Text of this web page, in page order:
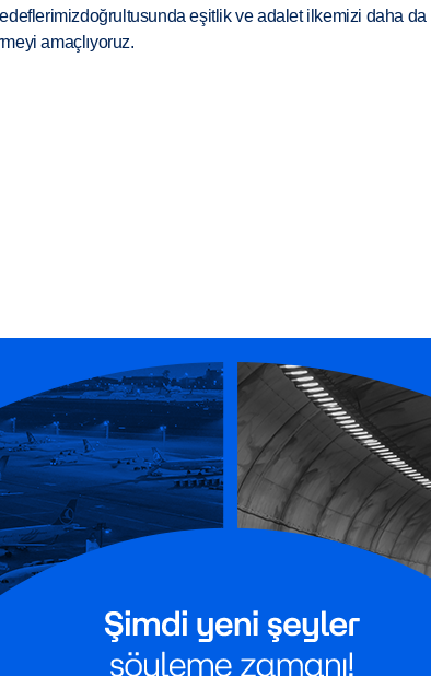
eşitlik ve adalet ilkemizi daha da
amaçlıyoruz.